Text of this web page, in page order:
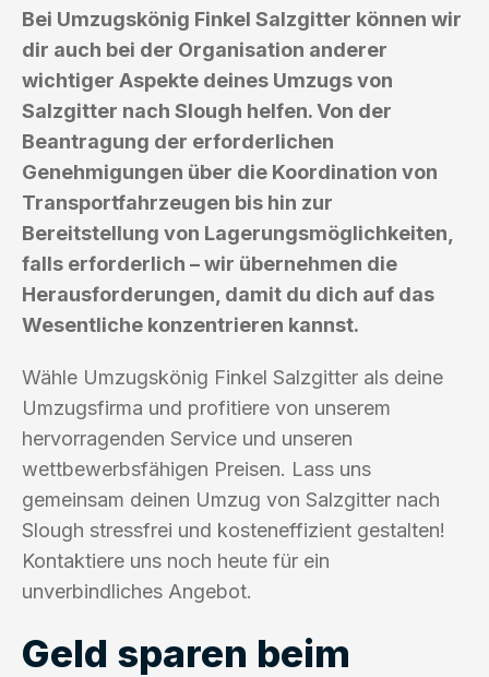
Bei Umzugskönig Finkel Salzgitter können wir
dir auch bei der Organisation anderer
wichtiger Aspekte deines Umzugs von
Salzgitter nach Slough helfen. Von der
Beantragung der erforderlichen
Genehmigungen über die Koordination von
Transportfahrzeugen bis hin zur
Bereitstellung von Lagerungsmöglichkeiten,
falls erforderlich – wir übernehmen die
Herausforderungen, damit du dich auf das
Wesentliche konzentrieren kannst.
Wähle Umzugskönig Finkel Salzgitter als deine
Umzugsfirma und profitiere von unserem
hervorragenden Service und unseren
wettbewerbsfähigen Preisen. Lass uns
gemeinsam deinen Umzug von Salzgitter nach
Slough stressfrei und kosteneffizient gestalten!
Kontaktiere uns noch heute für ein
unverbindliches Angebot.
Geld sparen beim